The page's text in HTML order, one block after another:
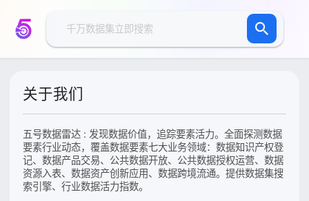
关于我们
五号数据雷达 : 发现数据价值，追踪要素活力。全面探测数据
要素行业动态，覆盖数据要素七大业务领域：数据知识产权登
记、数据产品交易、公共数据开放、公共数据授权运营、数据
资源入表、数据资产创新应用、数据跨境流通。提供数据集搜
索引擎、行业数据活力指数。